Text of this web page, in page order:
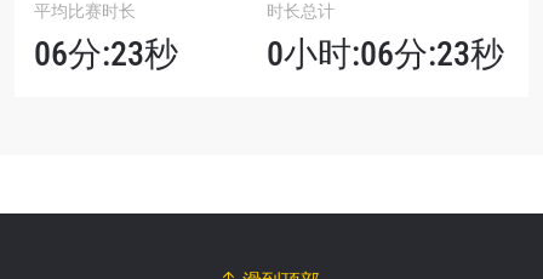
平均比赛时长
06分:23秒
时长总计
0小时:06分:23秒